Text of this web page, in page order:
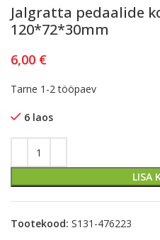
Jalgratta pedaalide
120*72*30mm
6,00 €
Tarne 1-2 tööpaev
6 laos
LISA
Tootekood: S131-476223